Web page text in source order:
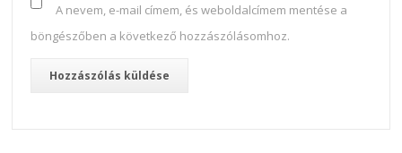
A nevem, e-mail címem, és weboldalcímem mentése a
böngészőben a következő hozzászólásomhoz.